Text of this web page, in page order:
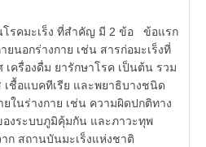
โรคมะเร็ง ที่สำคัญ มี 2 ข้อ ข้อแรก
นอกร่างกาย เช่น สารก่อมะเร็งที่
เครื่องดื่ม ยารักษาโรค เป็นต้น รวม
เชื้อแบคทีเรีย และพยาธิบางชนิด
ในร่างกาย เช่น ความผิดปกติทาง
งระบบภูมิคุ้มกัน และภาวะทุพ
สถานบันมะเร็งแห่งชาติ